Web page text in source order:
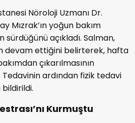
Nöroloji Uzmanı Dr.
Mızrak’ın yoğun bakım
açıkladı. Salman,
devam ettiğini belirterek, hafta
çıkarılmasının
ardından fizik tedavi
Kurmuştu